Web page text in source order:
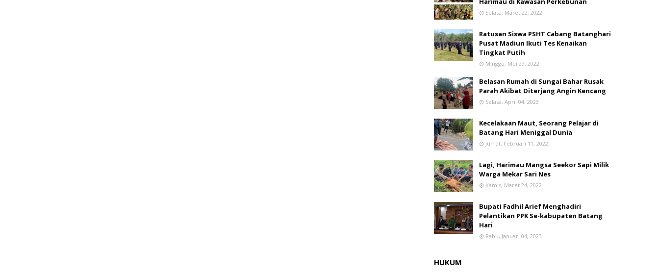
Selasa, Maret 22, 2022
Ratusan Siswa PSHT Cabang Batanghari
Pusat Madiun Ikuti Tes Kenaikan
Tingkat Putih
Minggu, Mei 29, 2022
Belasan Rumah di Sungai Bahar Rusak
Parah Akibat Diterjang Angin Kencang
Selasa, April 04, 2023
Kecelakaan Maut, Seorang Pelajar di
Batang Hari Meniggal Dunia
Jumat, Februari 11, 2022
Lagi, Harimau Mangsa Seekor Sapi Milik
Warga Mekar Sari Nes
Kamis, Maret 24, 2022
Bupati Fadhil Arief Menghadiri
Pelantikan PPK Se-kabupaten Batang
Hari
Rabu, Januari 04, 2023
HUKUM